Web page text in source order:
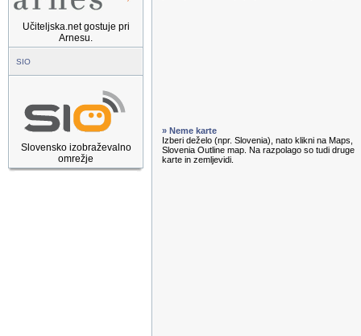
Učiteljska.net gostuje pri
Arnesu.
SIO
Slovensko izobraževalno
omrežje
» Neme karte
Izberi deželo (npr. Slovenia), nato klikni na Maps,
Slovenia Outline map. Na razpolago so tudi druge
karte in zemljevidi.